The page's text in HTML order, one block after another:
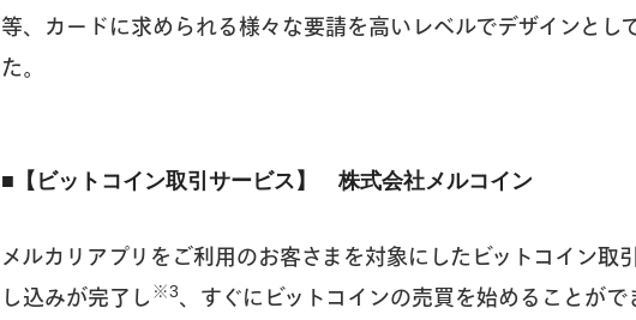
等、カードに求められる様々な要請を高いレベルでデザインとし
た。
■【ビットコイン取引サービス】 株式会社メルコイン
メルカリアプリをご利用のお客さまを対象にしたビットコイン取
し込みが完了し ※3、すぐにビットコインの売買を始めることがで